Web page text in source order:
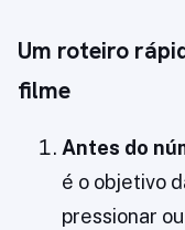
Um roteiro
filme
Antes do
é o objetivo
pressionar